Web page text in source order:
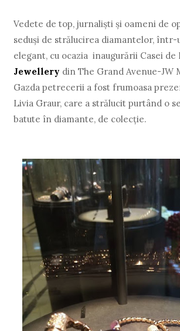
Vedete de top, jurnalişti şi oameni de
seduşi de strălucirea diamantelor, într-
elegant, cu ocazia inaugurării Casei de
Jewellery din The Grand Avenue-JW
Gazda petrecerii a fost frumoasa
Livia Graur, care a strălucit purtând o
batute în diamante, de colecţie.